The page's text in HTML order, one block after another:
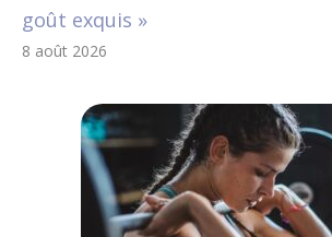
goût exquis »
8 août 2026